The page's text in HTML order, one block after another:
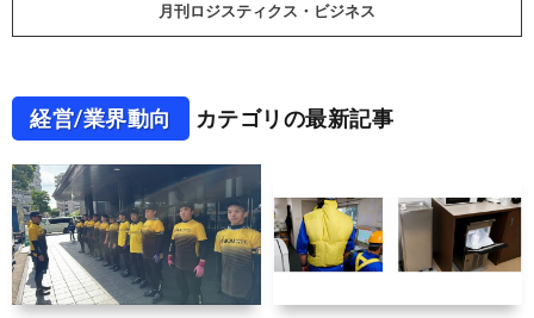
月刊ロジスティクス・ビジネス
経営/業界動向 カテゴリの最新記事